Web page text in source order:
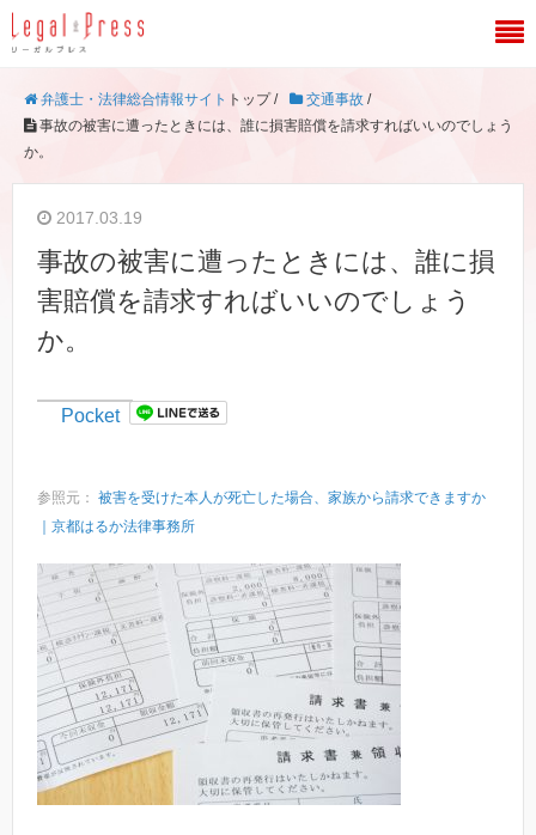
弁護士・法律総合情報サイト トップ / 交通事故 /
事故の被害に遭ったときには、誰に損害賠償を請求すればいいのでしょう
か。
2017.03.19
事故の被害に遭ったときには、誰に損
害賠償を請求すればいいのでしょう
か。
Pocket
参照元： 被害を受けた本人が死亡した場合、家族から請求できますか
｜京都はるか法律事務所